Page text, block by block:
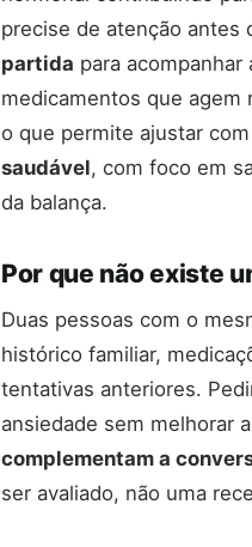
precise de atenção antes
partida para
medicamentos que
o que permite ajustar
saudável, com foco em
da balança.
Por que não existe
Duas pessoas com o
histórico familiar,
tentativas anteriores.
ansiedade sem melhorar
complementam a
ser avaliado, não uma